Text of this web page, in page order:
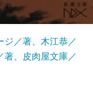
ジ／著、木江恭／
著、皮肉屋文庫／